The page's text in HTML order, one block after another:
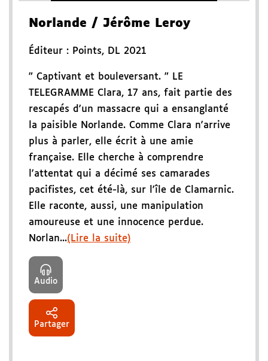
Norlande / Jérôme Leroy
Éditeur : Points, DL 2021
" Captivant et bouleversant. " LE
TELEGRAMME Clara, 17 ans, fait partie des
rescapés d'un massacre qui a ensanglanté
la paisible Norlande. Comme Clara n'arrive
plus à parler, elle écrit à une amie
française. Elle cherche à comprendre
l'attentat qui a décimé ses camarades
pacifistes, cet été-là, sur l'île de Clamarnic.
Elle raconte, aussi, une manipulation
amoureuse et une innocence perdue.
Norlan...(Lire la suite)
Audio
Partager